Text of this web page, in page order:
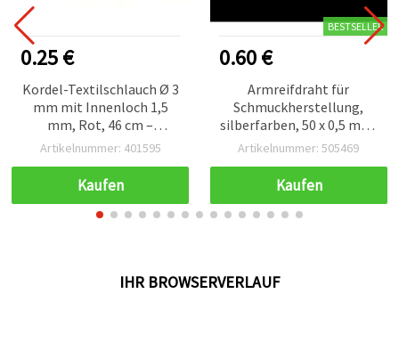
0.25 €
Kordel-Textilschlauch Ø 3
mm mit Innenloch 1,5
mm, Rot, 46 cm –
Bastelbedarf & DIY
Artikelnummer: 401595
Kaufen
BESTSELLER
0.60 €
Armreifdraht für
Schmuckherstellung,
silberfarben, 50 x 0,5 mm,
Set mit 50 Stück (ca. 19 g)
Artikelnummer: 505469
Kaufen
IHR BROWSERVERLAUF